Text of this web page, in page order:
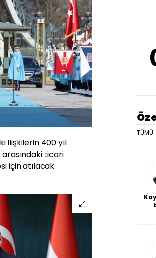
ilişkilerin 400 yıl
arasındaki ticari
için atılacak
TÜMÜ